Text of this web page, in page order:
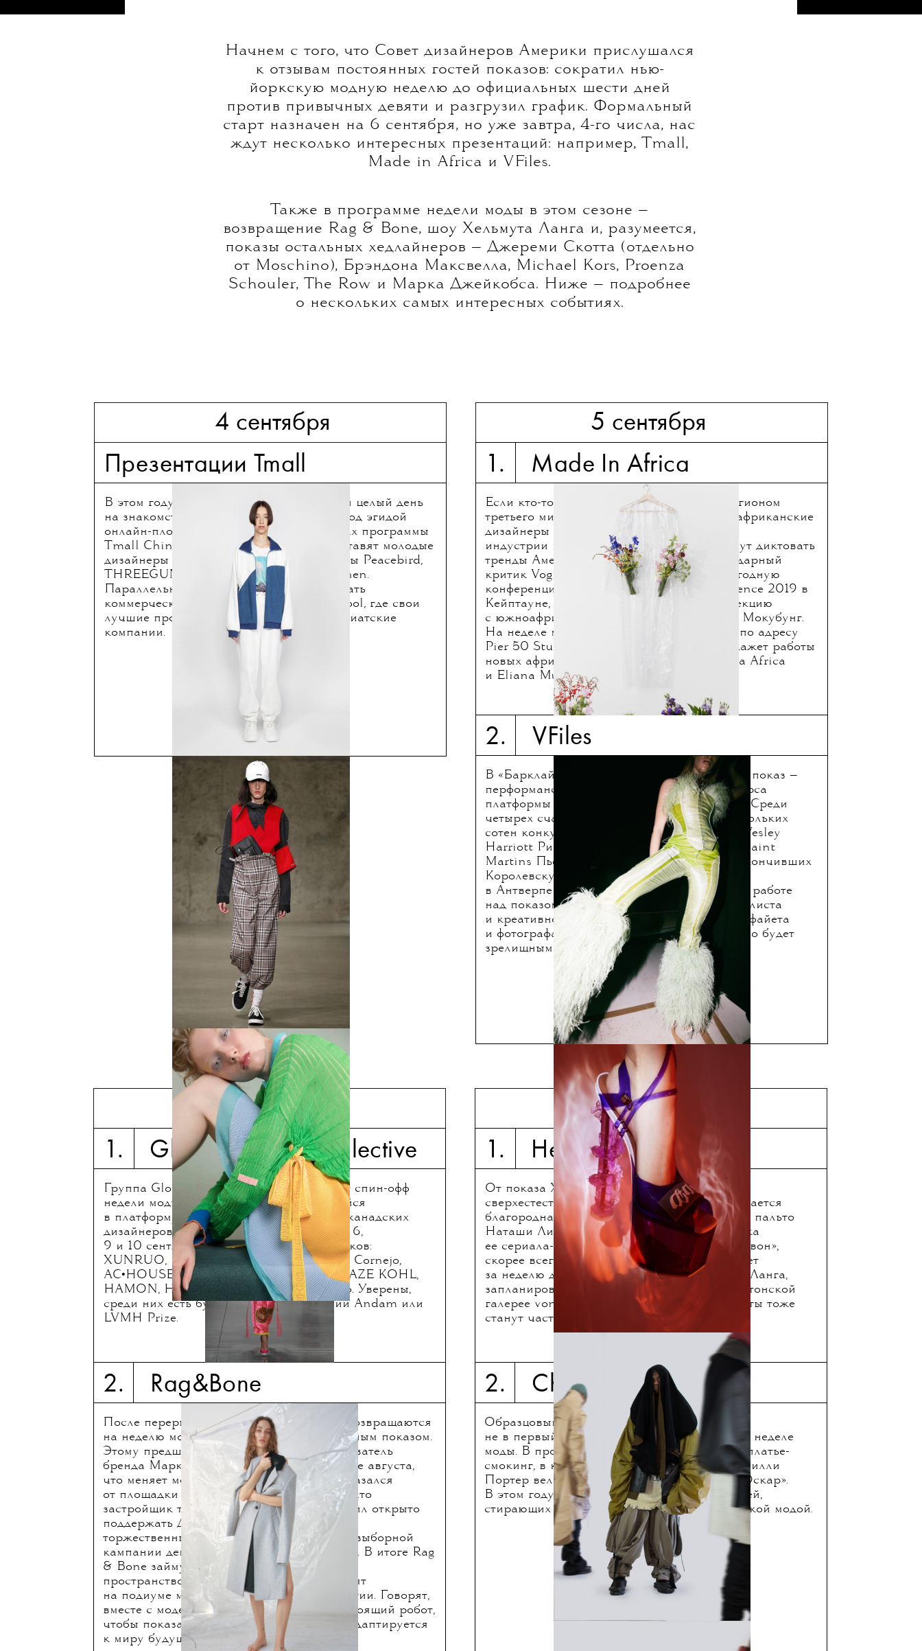
Начнем с того, что Совет дизайнеров Америки прислушался
к отзывам постоянных гостей показов: сократил нью-
йоркскую модную неделю до официальных шести дней
против привычных девяти и разгрузил график. Формальный
старт назначен на 6 сентября, но уже завтра, 4-го числа, нас
ждут несколько интересных презентаций: например, Tmall,
Made in Africa и VFiles.
Также в программе недели моды в этом сезоне —
возвращение Rag & Bone, шоу Хельмута Ланга и, разумеется,
показы остальных хедлайнеров — Джереми Скотта (отдельно
от Moschino), Брэндона Максвелла, Michael Kors, Proenza
Schouler, The Row и Марка Джейкобса. Ниже — подробнее
о нескольких самых интересных событиях.
4 сентября
5 сентября
Презентации Tmall
В этом году организаторы NYFW отвели целый день
на знакомство с китайскими марками. Под эгидой
онлайн-площадки Alibaba Tmall в рамках программы
Tmall China Cool свои коллекции представят молодые
дизайнеры из Азиатского региона: бренды Peacebird,
THREEGUN, RiZhuo, SONGTA и i-am-chen.
Параллельно с показами будет действовать
коммерческая поп-ап-выставка China Cool, где свои
лучшие продукты покажут избранные азиатские
компании.
1. Made In Africa
Если кто-то до сих пор считает Африку регионом
третьего мира, он сильно заблуждается — африканские
дизайнеры становятся частью глобальной
индустрии и, вполне вероятно, скоро начнут диктовать
тренды Америке и Европе. Недавно легендарный
критик Vogue Сьюзи Менкес провела ежегодную
конференцию International Luxury Conference 2019 в
Кейптауне, а H&M впервые сделали коллекцию
с южноафриканским дизайнером Палесой Мокубунг.
На неделе моды в Нью-Йорке 5 сентября по адресу
Pier 50 Studios проект Made in Africa покажет работы
новых африканских дизайнеров — Maxhosa Africa
и Eliana Murargy.
2. VFiles
В «Барклай-центре» пройдет традиционный показ —
перформанс победителей ежегодного конкурса
платформы для молодых дизайнеров VFiles. Среди
четырех счастливчиков, выбранных из нескольких
сотен конкурсантов, — основатель бренда Wesley
Harriott Рики Хариотт, выпускник Central Saint
Martins Пьер Луи Оврэ и два модельера, окончивших
Королевскую академию изящных искусств
в Антверпене, — Нико Верхаеген и Ди Ду. К работе
над показом пригласили нью-йоркского стилиста
и креативного консультанта Корнелиуса Лафайета
и фотографа Женевьеву Эндрюс — шоу точно будет
зрелищным.
6 сентября
7 сентября
1. Global Fashion Collective
Группа Global Fashion Collective, проект спин-офф
недели моды в Ванкувере, превратившийся
в платформу для продвижения молодых канадских
дизайнеров, проведет несколько показов 6,
9 и 10 сентября. В лайн-апе — 9 участников:
XUNRUO, MRHUA MRSHUA, Maria Pia Cornejo,
AC•HOUSE, BAILUYU by Fu Wenjie, GLAZE KOHL,
HAMON, Haus Zuk, Jessica Chang Studio. Уверены,
среди них есть будущие призеры премий Andam или
LVMH Prize.
1. Helmut Lang
От показа Хельмута Ланга не ждем ничего
сверхестественного — дизайнеру отлично удается
благородная база вроде знаменитого серого пальто
Наташи Лион, ставшего символом персонажа
ее сериала-хита «Матрешка». Зато «из ряда вон»,
скорее всего, будет сет-дизайн: показ пройдет
за неделю до открытия выставки скульптур Ланга,
запланированного на 14 сентября в вашингтонской
галерее von ammon co. Вероятно, арт-объекты тоже
станут частью шоу.
2. Rag&Bone
После перерыва в три года Rag & Bone возвращаются
на неделю моды в Нью-Йорке с грандиозным показом.
Этому предшествовал мини-скандал: основатель
бренда Маркус Уэнрайт заявил в середине августа,
что меняет место проведения шоу. Он отказался
от площадки Hadson Yards в ответ на то, что
застройщик территории Стивен Росс решил открыто
поддержать Дональда Трампа и устроить
торжественный прием в честь новой предвыборной
кампании действующего президента США. В итоге Rag
& Bone займут Skylight On Vesey, бывшее
пространство фондовой биржи, и объединят
на подиуме моду, музыку, танец и технологии. Говорят,
вместе с моделями на подиум выйдет настоящий робот,
чтобы показать, как одежда Rag & Bone адаптируется
к миру будущего.
2. Christian Siriano
Образцовый выпускник проекта «Подиум»
не в первый раз участвует в Нью-Йоркской неделе
моды. В прошлом году его имя прославило платье-
смокинг, в котором звезда сериала «Поза» Билли
Портер вел красную дорожку церемонии «Оскар».
В этом году ждем от дизайнера больше вещей,
стирающих границы между мужской и женской модой.